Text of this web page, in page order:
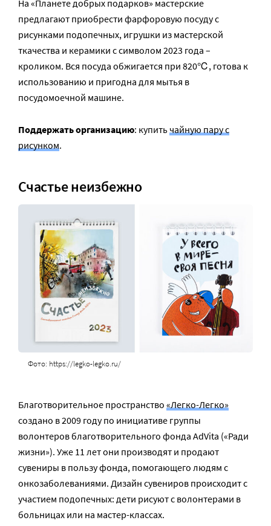
На «Планете добрых подарков» мастерские
предлагают приобрести фарфоровую посуду с
рисунками подопечных, игрушки из мастерской
ткачества и керамики с символом 2023 года –
кроликом. Вся посуда обжигается при 820℃, готова к
использованию и пригодна для мытья в
посудомоечной машине.
Поддержать организацию: купить чайную пару с
рисунком.
Счастье неизбежно
Фото: https://legko-legko.ru/
Благотворительное пространство «Легко-Легко»
создано в 2009 году по инициативе группы
волонтеров благотворительного фонда AdVita («Ради
жизни»). Уже 11 лет они производят и продают
сувениры в пользу фонда, помогающего людям с
онкозаболеваниями. Дизайн сувениров происходит с
участием подопечных: дети рисуют с волонтерами в
больницах или на мастер-классах.